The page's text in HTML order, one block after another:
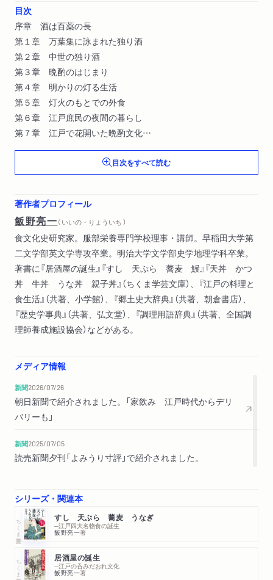
目次
序章 酒は百薬の長
第１章 万葉集に詠まれた独り酒
第２章 中世の独り酒
第３章 晩酌のはじまり
第４章 明かりの灯る生活
第５章 灯火のもとでの外食
第６章 江戸庶民の夜間の暮らし
第７章 江戸で花開いた晩酌文化
第８章 晩酌の習慣が広まる
第９章 多彩な晩酌の肴
第１０章 長くなった夜の生活時間
目次をすべて読む
著作者プロフィール
飯野亮一（ いいの・りょういち ）
食文化史研究家。服部栄養専門学校理事・講師。早稲田大学第
二文学部英文学専攻卒業。明治大学文学部史学地理学科卒業。
著書に『居酒屋の誕生』『すし 天ぷら 蕎麦 鰻』『天丼 かつ
丼 牛丼 うな丼 親子丼』（ちくま学芸文庫）、『江戸の料理と
食生活』（共著、小学館）、『郷土史大辞典』（共著、朝倉書店）、
『歴史学事典』（共著、弘文堂）、『調理用語辞典』（共著、全国調
理師養成施設協会）などがある。
メディア情報
新聞2026/07/26
朝日新聞で紹介されました。「家飲み 江戸時代からデリ
バリーも」
新聞2025/07/05
読売新聞夕刊「よみうり寸評」で紹介されました。
シリーズ・関連本
ちくま学芸文庫 すし 天ぷら 蕎麦 うなぎ
─江戸四大名物食の誕生
飯野亮一著
ちくま学芸文庫 居酒屋の誕生
─江戸の呑みだおれ文化
飯野亮一著